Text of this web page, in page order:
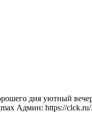
дня уютный
Админ: https://